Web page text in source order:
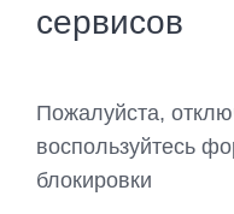
сервисов
Пожалуйста,
воспользуйтесь
блокировки